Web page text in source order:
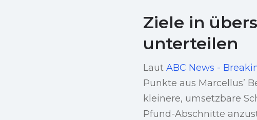
Ziele in
unterteilen
Laut ABC News -
Punkte aus Marcellus’
kleinere, umsetzbare
Pfund-Abschnitte